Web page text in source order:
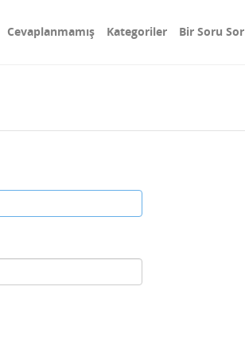
Cevaplanmamış Kategoriler Bir Soru Sor